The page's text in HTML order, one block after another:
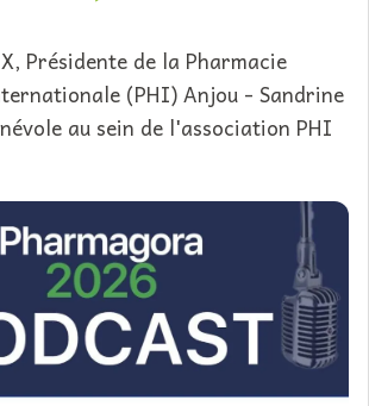
Présidente de la Pharmacie
(PHI) Anjou - Sandrine
au sein de l'association PHI